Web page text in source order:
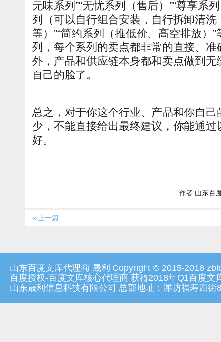
无味系列”“无忧系列（售后）”“尊享系
列（可以自行组合安装，自行拆卸清
等）”“简约系列（推低价、高空排放）
列，每个系列的卖点都非常的直接、
外，产品和供应链本身都和卖点做到
自己的脸了。
总之，对于你这个行业、产品和你自
少，不能直接给出最终建议，你能通
好。
作者:山东百
« 上一篇
山东百度文库代理商 晟利 Copyright © 2015-2018
百度授权-百度文库核心代理商 获得2018年Q1百度文
山东晟利信息科技有限公司 总部地址：潍坊福寿西